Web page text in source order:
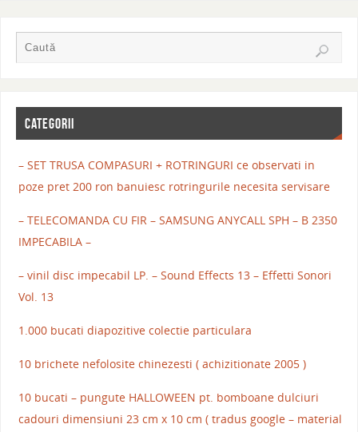
CATEGORII
– SET TRUSA COMPASURI + ROTRINGURI ce observati in
poze pret 200 ron banuiesc rotringurile necesita servisare
– TELECOMANDA CU FIR – SAMSUNG ANYCALL SPH – B 2350
IMPECABILA –
– vinil disc impecabil LP. – Sound Effects 13 – Effetti Sonori
Vol. 13
1.000 bucati diapozitive colectie particulara
10 brichete nefolosite chinezesti ( achizitionate 2005 )
10 bucati – pungute HALLOWEEN pt. bomboane dulciuri
cadouri dimensiuni 23 cm x 10 cm ( tradus google – material